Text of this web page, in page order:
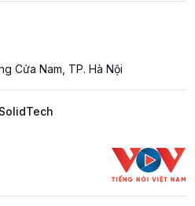
Cửa Nam, TP. Hà Nội